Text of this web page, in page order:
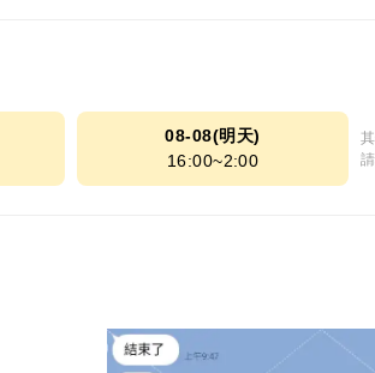
08-08(明天)
16:00~2:00